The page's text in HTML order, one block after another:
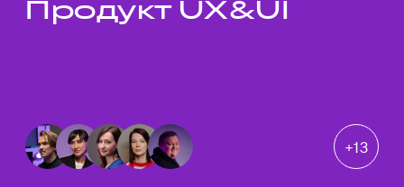
Темы докладов
Продукт UX&UI
+13